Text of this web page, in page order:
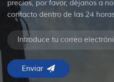
precios, por favor, déjanos a
contacto dentro de las 24